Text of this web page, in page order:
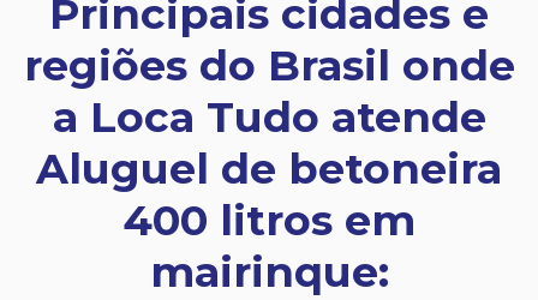
Principais cidades e
regiões do Brasil onde
a Loca Tudo atende
Aluguel de betoneira
400 litros em
mairinque: